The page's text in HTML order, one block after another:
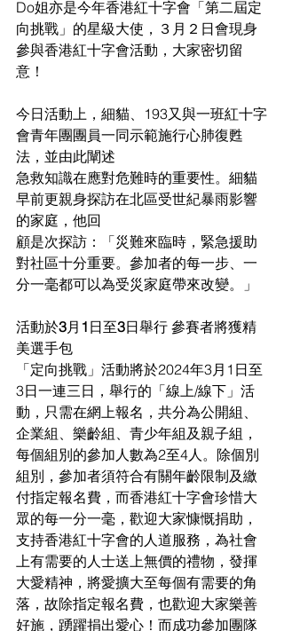
Do姐亦是今年香港紅十字會「第二屆定
向挑戰」的星級大使，３月２ 日會現身
參與香港紅十字會活動，大家密切留
意！
今日活動上，細貓、 193又與一班紅十字
會青年團團員一同示範施行心肺復甦
法，並由此闡述
急救知識在應對危難時的重要性。細貓
早前更親身探訪在北區受世紀暴雨影響
的家庭，他回
顧是次探訪：「災難來臨時，緊急援助
對社區十分重要。參加者的每一步、一
分一毫都可以為受災家庭帶來改變。」
活動於3月 1 日至3日舉行 參賽者將獲精
美選手包
「定向挑戰」活動將於2024年3月1日至
3日一連三日，舉行的「線上/線下」活
動，只需在網上報名，共分為公開組、
企業組、樂齡組、青少年組及親子組，
每個組別的參加人數為2至4人。除個別
組別，參加者須符合有關年齡限制及繳
付指定報名費，而香港紅十字會珍惜大
眾的每一分一毫，歡迎大家慷慨捐助，
支持香港紅十字會的人道服務，為社會
上有需要的人士送上無價的禮物，發揮
大愛精神，將愛擴大至每個有需要的角
落，故除指定報名費，也歡迎大家樂善
好施，踴躍捐出愛心！而成功參加團隊